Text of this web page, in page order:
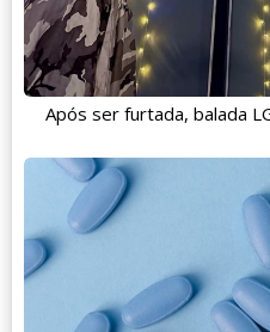
Após ser furtada, balada